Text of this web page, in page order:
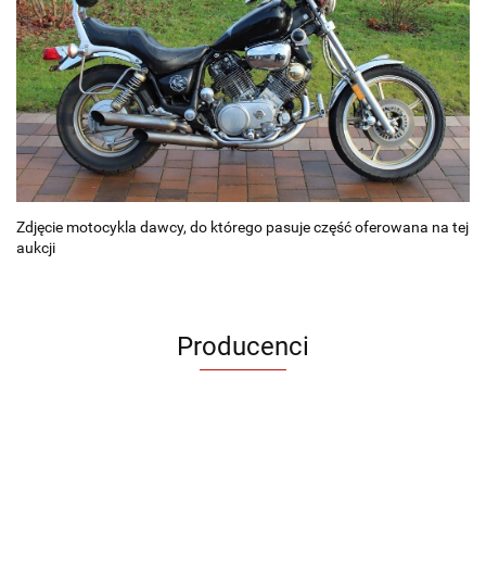
Zdjęcie motocykla dawcy, do którego pasuje część oferowana na tej
aukcji
Producenci